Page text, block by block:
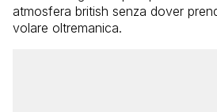
atmosfera british senza dover
volare oltremanica.